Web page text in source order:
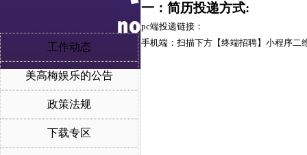
工作动态
美高梅娱乐的公告
政策法规
下载专区
一：简历投递方式:
pc端投递链接：
手机端：扫描下方【终端招聘】小程序二